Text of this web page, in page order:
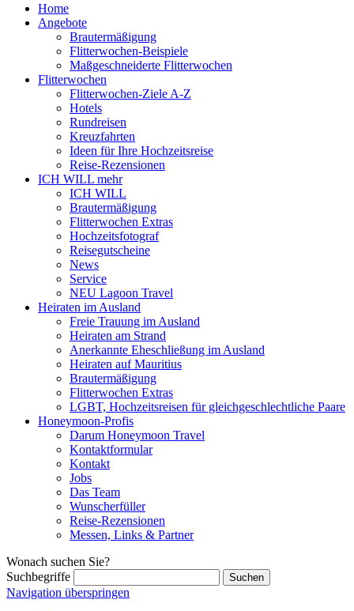
Home
Angebote
Brautermäßigung
Flitterwochen-Beispiele
Maßgeschneiderte Flitterwochen
Flitterwochen
Flitterwochen-Ziele A-Z
Hotels
Rundreisen
Kreuzfahrten
Ideen für Ihre Hochzeitsreise
Reise-Rezensionen
ICH WILL mehr
ICH WILL
Brautermäßigung
Flitterwochen Extras
Hochzeitsfotograf
Reisegutscheine
News
Service
NEU Lagoon Travel
Heiraten im Ausland
Freie Trauung im Ausland
Heiraten am Strand
Anerkannte Eheschließung im Ausland
Heiraten auf Mauritius
Brautermäßigung
Flitterwochen Extras
LGBT, Hochzeitsreisen für gleichgeschlechtliche Paare
Honeymoon-Profis
Darum Honeymoon Travel
Kontaktformular
Kontakt
Jobs
Das Team
Wunscherfüller
Reise-Rezensionen
Messen, Links & Partner
Wonach suchen Sie?
Suchbegriffe
Navigation überspringen